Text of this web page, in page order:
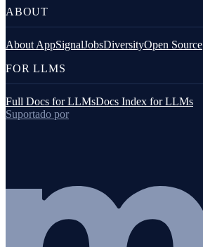
ABOUT
About AppSignalJobsDiversityOpen Source
FOR LLMS
Full Docs for LLMsDocs Index for LLMs
Suportado por